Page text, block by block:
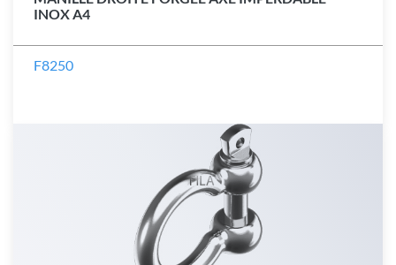
INOX A4
F8250